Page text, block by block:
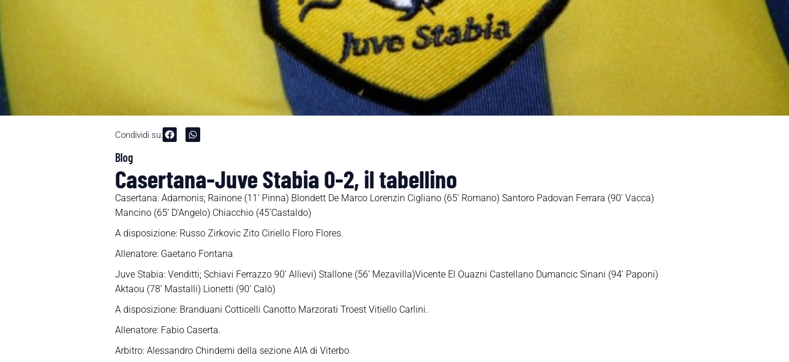
Condividi su:
Blog
Casertana-Juve Stabia 0-2, il tabellino
Casertana: Adamonis; Rainone (11’ Pinna) Blondett De Marco Lorenzin Cigliano (65’ Romano) Santoro Padovan Ferrara (90’ Vacca)
Mancino (65’ D’Angelo) Chiacchio (45’Castaldo)
A disposizione: Russo Zirkovic Zito Ciriello Floro Flores.
Allenatore: Gaetano Fontana
Juve Stabia: Venditti; Schiavi Ferrazzo 90’ Allievi) Stallone (56’ Mezavilla)Vicente El Ouazni Castellano Dumancic Sinani (94’ Paponi)
Aktaou (78’ Mastalli) Lionetti (90’ Calò)
A disposizione: Branduani Cotticelli Canotto Marzorati Troest Vitiello Carlini.
Allenatore: Fabio Caserta.
Arbitro: Alessandro Chindemi della sezione AIA di Viterbo